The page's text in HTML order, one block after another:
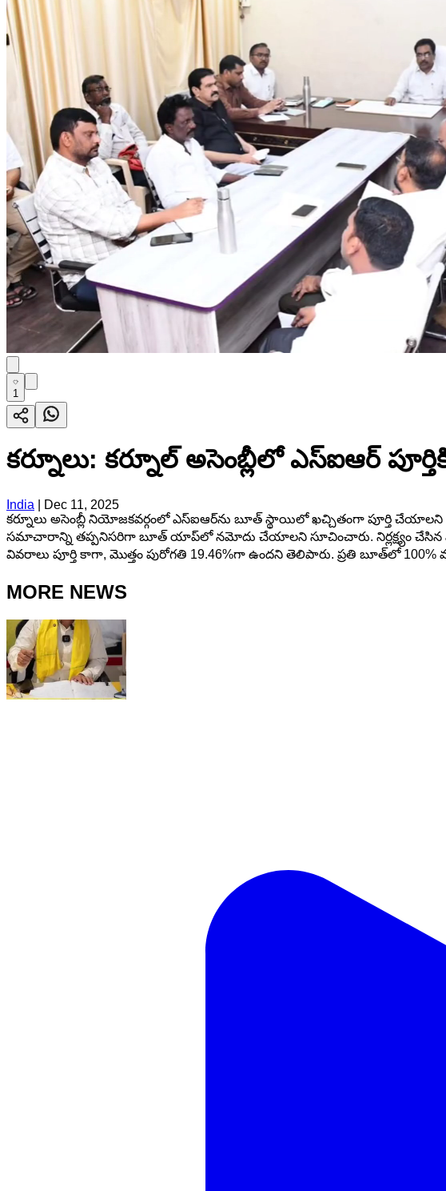
1
కర్నూలు: కర్నూల్ అసెంబ్లీలో ఎస్‌ఐఆర్
India
Dec 11, 2025
కర్నూలు అసెంబ్లీ నియోజకవర్గంలో ఎస్‌ఐఆర్‌ను బూత్ స్థాయిలో ఖచ్చితంగా పూర్తి
సమాచారాన్ని తప్పనిసరిగా బూత్ యాప్‌లో నమోదు చేయాలని సూచించారు. నిర్లక్ష్యం చేసిన వారిపై
వివరాలు పూర్తి కాగా, మొత్తం పురోగతి 19.46%గా ఉందని తెలిపారు. ప్రతి బూత్‌లో
MORE NEWS